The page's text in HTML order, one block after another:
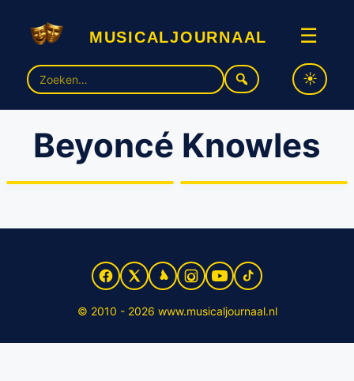
musicaljournaal ☰
Zoek
naar:
Beyoncé Knowles
Hoogtepunten uit ‘Disney
Family Singalong’
Tom Cruise mogelijk met
Beyoncé in nieuwe Clint
Eastwood musical-film A
© 2010 - 2026 www.musicaljournaal.nl